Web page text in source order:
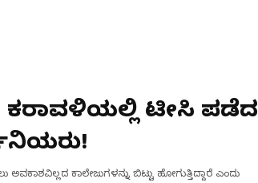
ಟೀಸಿ ಪಡೆದ
ಕಾಲೇಜುಗಳನ್ನು ಬಿಟ್ಟು ಹೋಗುತ್ತಿದ್ದಾರೆ ಎಂದು